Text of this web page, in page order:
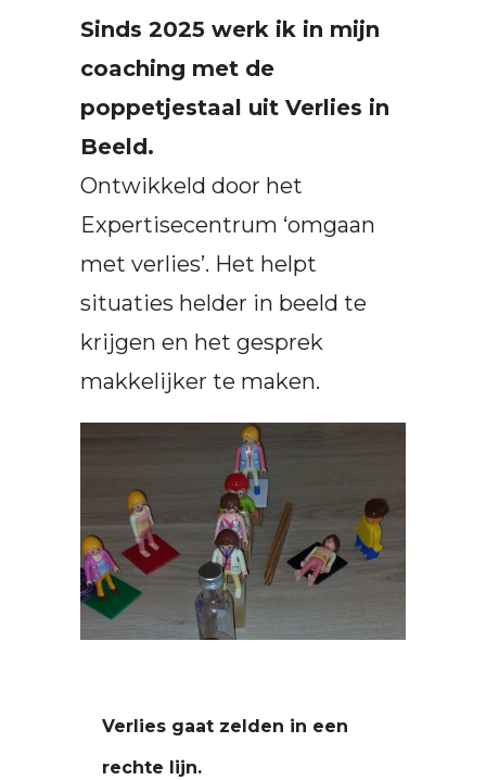
Sinds 2025 werk ik in mijn
coaching met de
poppetjestaal uit Verlies in
Beeld.
Ontwikkeld door het
Expertisecentrum ‘omgaan
met verlies’. Het helpt
situaties helder in beeld te
krijgen en het gesprek
makkelijker te maken.
Verlies gaat zelden in een
rechte lijn.